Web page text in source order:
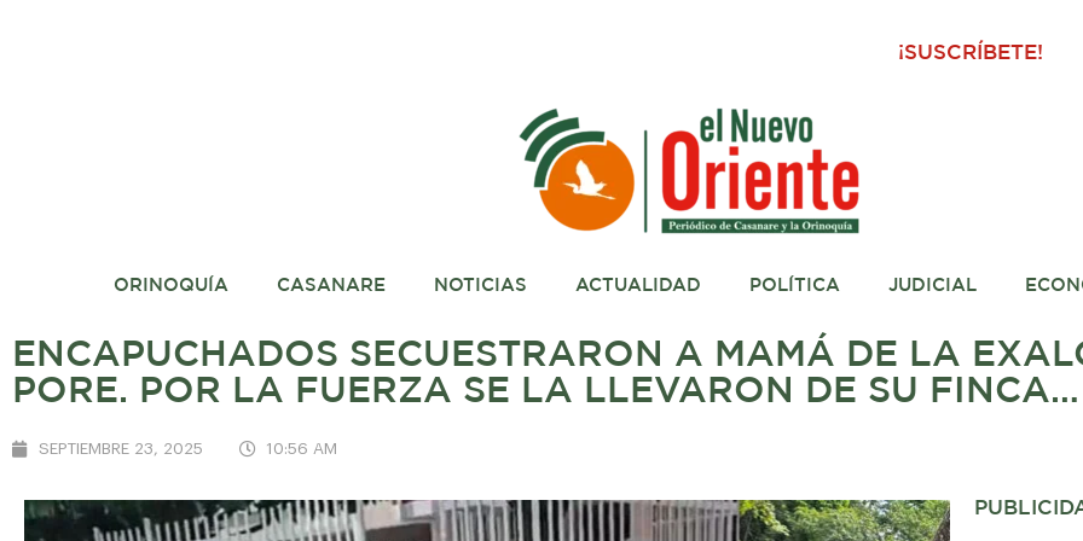
¡SUSCRÍBETE!
ORINOQUÍA CASANARE NOTICIAS ACTUALIDAD POLÍTICA JUDICIAL
ENCAPUCHADOS SECUESTRARON A MAMÁ DE LA
PORE. POR LA FUERZA SE LA LLEVARON DE SU FINCA…
SEPTIEMBRE 23, 2025 10:56 AM